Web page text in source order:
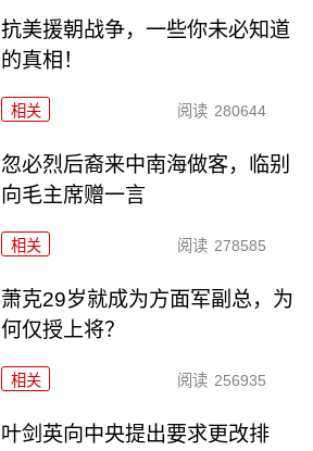
抗美援朝战争，一些你未必知道
的真相！
相关 阅读 280644
忽必烈后裔来中南海做客，临别
向毛主席赠一言
相关 阅读 278585
萧克29岁就成为方面军副总，为
何仅授上将？
相关 阅读 256935
叶剑英向中央提出要求更改排